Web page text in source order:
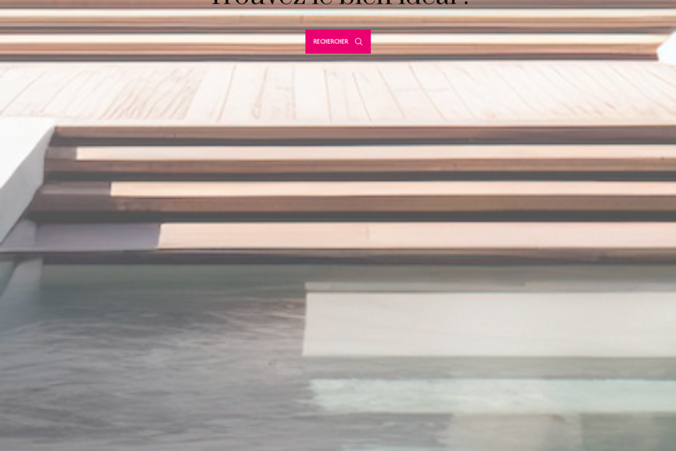
RECHERCHER